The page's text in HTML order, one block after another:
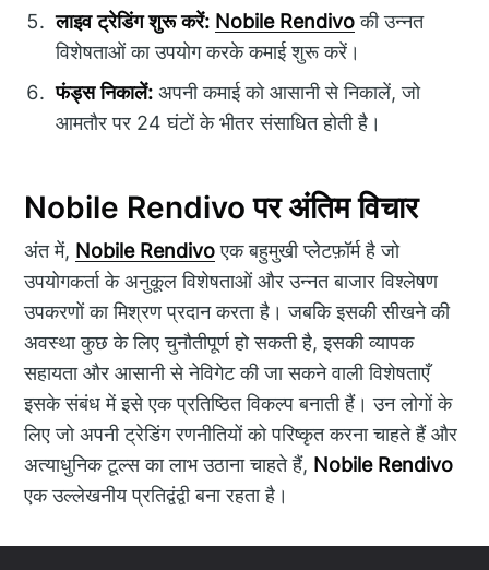
लाइव ट्रेडिंग शुरू करें: Nobile Rendivoकी उन्नत
विशेषताओं का उपयोग करके कमाई शुरू करें।
फंड्स निकालें: अपनी कमाई को आसानी से निकालें, जो
आमतौर पर 24 घंटों के भीतर संसाधित होती है।
Nobile Rendivo पर अंतिम विचार
अंत में, Nobile Rendivoएक बहुमुखी प्लेटफ़ॉर्म है जो
उपयोगकर्ता के अनुकूल विशेषताओं और उन्नत बाजार विश्लेषण
उपकरणों का मिश्रण प्रदान करता है। जबकि इसकी सीखने की
अवस्था कुछ के लिए चुनौतीपूर्ण हो सकती है, इसकी व्यापक
सहायता और आसानी से नेविगेट की जा सकने वाली विशेषताएँ
इसके संबंध में इसे एक प्रतिष्ठित विकल्प बनाती हैं। उन लोगों के
लिए जो अपनी ट्रेडिंग रणनीतियों को परिष्कृत करना चाहते हैं और
अत्याधुनिक टूल्स का लाभ उठाना चाहते हैं, Nobile Rendivo
एक उल्लेखनीय प्रतिद्वंद्वी बना रहता है।